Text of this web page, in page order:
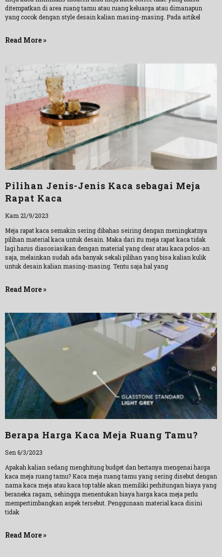
ditempatkan di area ruang tamu atau ruang keluarga atau dimanapun
yang cocok dengan style desain kalian masing-masing. Pada artikel
Read More »
Pilihan Jenis-Jenis Kaca sebagai Meja
Rapat Kaca
Kam 21/9/2023
Meja rapat kaca semakin sering dibahas seiring dengan meningkatnya
pilihan material kaca untuk desain. Maka dari itu meja rapat kaca tidak
lagi harus diasosiasikan dengan material yang clear atau kaca polos-an
saja, melainkan sudah ada banyak sekali pilihan yang bisa kalian kulik
untuk desain kalian masing-masing. Tentu saja hal yang
Read More »
Berapa Harga Kaca Meja Ruang Tamu?
Sen 6/3/2023
Apakah kalian sedang menghitung budget dan bertanya mengenai harga
kaca meja ruang tamu? Kaca meja ruang tamu yang sering disebut dengan
nama kaca meja atau kaca top table akan memiliki perhitungan biaya yang
beraneka ragam, sehingga menentukan biaya harga kaca meja perlu
mempertimbangkan aspek tersebut. Penggunaan material kaca disini
tidak
Read More »